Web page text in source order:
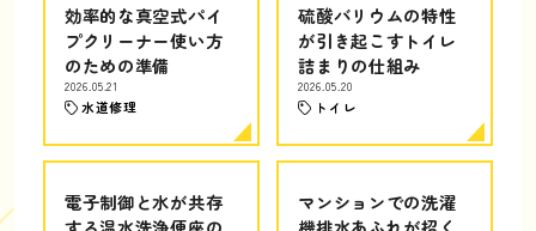
効率的な真空式パイ
プクリーナー使い方
のための準備
2026.05.21
水道修理
硫酸バリウムの特性
が引き起こすトイレ
詰まりの仕組み
2026.05.20
トイレ
電子制御と水が共存
マンションでの洗濯